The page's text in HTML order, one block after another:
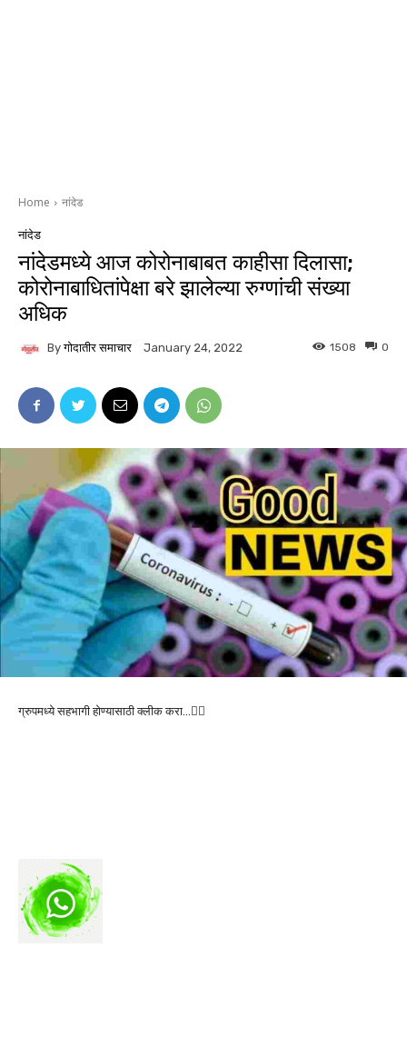
Home नांदेड
नांदेड
नांदेडमध्ये आज कोरोनाबाबत काहीसा दिलासा;
कोरोनाबाधितांपेक्षा बरे झालेल्या रुग्णांची संख्या
अधिक
By गोदातीर समाचार January 24, 2022 0
1508
ग्रुपमध्ये सहभागी होण्यासाठी क्लीक करा…👆🏻